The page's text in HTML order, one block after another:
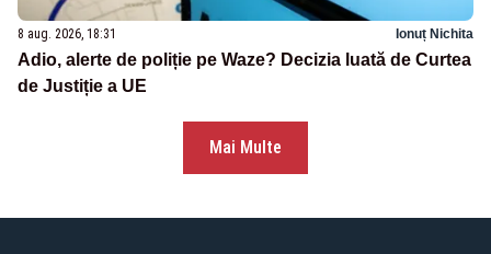
8 aug. 2026, 18:31 Ionuț Nichita
Adio, alerte de poliție pe Waze? Decizia luată de Curtea
de Justiție a UE
Mai Multe